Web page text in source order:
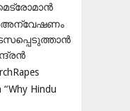
അന്വേഷണം
“Why Hindu